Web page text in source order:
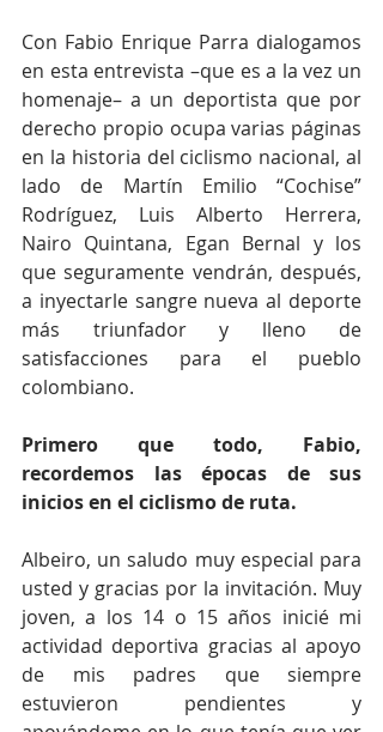
Con Fabio Enrique Parra dialogamos
en esta entrevista –que es a la vez un
homenaje– a un deportista que por
derecho propio ocupa varias páginas
en la historia del ciclismo nacional, al
lado de Martín Emilio “Cochise”
Rodríguez, Luis Alberto Herrera,
Nairo Quintana, Egan Bernal y los
que seguramente vendrán, después,
a inyectarle sangre nueva al deporte
más triunfador y lleno de
satisfacciones para el pueblo
colombiano.
Primero que todo, Fabio,
recordemos las épocas de sus
inicios en el ciclismo de ruta.
Albeiro, un saludo muy especial para
usted y gracias por la invitación. Muy
joven, a los 14 o 15 años inicié mi
actividad deportiva gracias al apoyo
de mis padres que siempre
estuvieron pendientes y